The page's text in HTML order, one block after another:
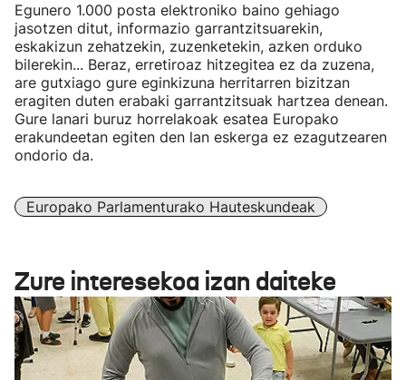
Egunero 1.000 posta elektroniko baino gehiago
jasotzen ditut, informazio garrantzitsuarekin,
eskakizun zehatzekin, zuzenketekin, azken orduko
bilerekin... Beraz, erretiroaz hitzegitea ez da zuzena,
are gutxiago gure eginkizuna herritarren bizitzan
eragiten duten erabaki garrantzitsuak hartzea denean.
Gure lanari buruz horrelakoak esatea Europako
erakundeetan egiten den lan eskerga ez ezagutzearen
ondorio da.
Europako Parlamenturako Hauteskundeak
Zure interesekoa izan daiteke